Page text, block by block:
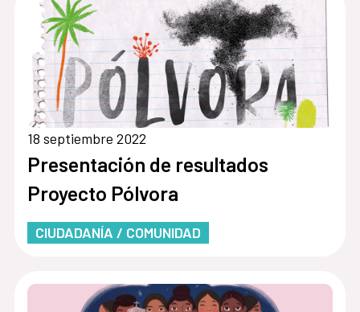
18 septiembre 2022
Presentación de resultados
Proyecto Pólvora
CIUDADANÍA / COMUNIDAD